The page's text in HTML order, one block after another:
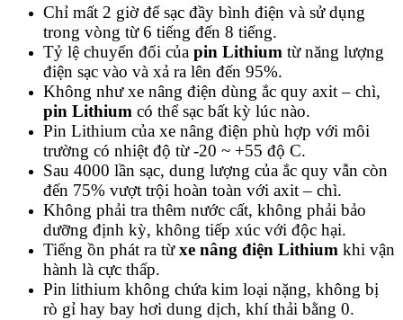
Chỉ mất 2 giờ để sạc đầy bình điện và sử dụng
trong vòng từ 6 tiếng đến 8 tiếng.
Tỷ lệ chuyển đổi của pin Lithium từ năng lượng
điện sạc vào và xả ra lên đến 95%.
Không như xe nâng điện dùng ắc quy axit – chì,
pin Lithium có thể sạc bất kỳ lúc nào.
Pin Lithium của xe nâng điện phù hợp với môi
trường có nhiệt độ từ -20 ~ +55 độ C.
Sau 4000 lần sạc, dung lượng của ắc quy vẫn còn
đến 75% vượt trội hoàn toàn với axit – chì.
Không phải tra thêm nước cất, không phải bảo
dưỡng định kỳ, không tiếp xúc với độc hại.
Tiếng ồn phát ra từxe nâng điện Lithium khi vận
hành là cực thấp.
Pin lithium không chứa kim loại nặng, không bị
rò gỉ hay bay hơi dung dịch, khí thải bằng 0.